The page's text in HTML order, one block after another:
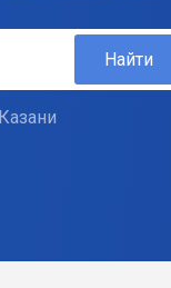
Найти